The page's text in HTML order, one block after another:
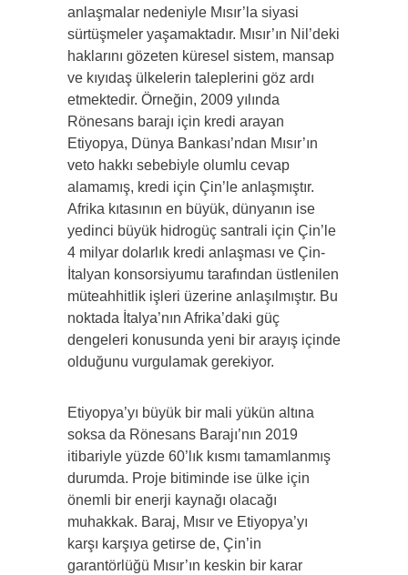
anlaşmalar nedeniyle Mısır’la siyasi
sürtüşmeler yaşamaktadır. Mısır’ın Nil’deki
haklarını gözeten küresel sistem, mansap
ve kıyıdaş ülkelerin taleplerini göz ardı
etmektedir. Örneğin, 2009 yılında
Rönesans barajı için kredi arayan
Etiyopya, Dünya Bankası’ndan Mısır’ın
veto hakkı sebebiyle olumlu cevap
alamamış, kredi için Çin’le anlaşmıştır.
Afrika kıtasının en büyük, dünyanın ise
yedinci büyük hidrogüç santrali için Çin’le
4 milyar dolarlık kredi anlaşması ve Çin-
İtalyan konsorsiyumu tarafından üstlenilen
müteahhitlik işleri üzerine anlaşılmıştır. Bu
noktada İtalya’nın Afrika’daki güç
dengeleri konusunda yeni bir arayış içinde
olduğunu vurgulamak gerekiyor.
Etiyopya’yı büyük bir mali yükün altına
soksa da Rönesans Barajı’nın 2019
itibariyle yüzde 60’lık kısmı tamamlanmış
durumda. Proje bitiminde ise ülke için
önemli bir enerji kaynağı olacağı
muhakkak. Baraj, Mısır ve Etiyopya’yı
karşı karşıya getirse de, Çin’in
garantörlüğü Mısır’ın keskin bir karar